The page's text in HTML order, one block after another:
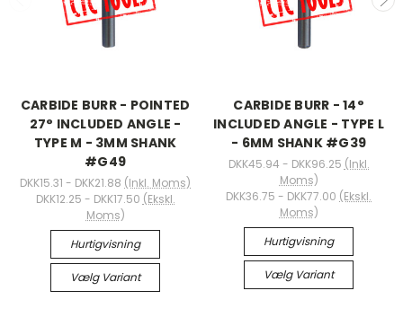
CARBIDE BURR - POINTED
27° INCLUDED ANGLE -
TYPE M - 3MM SHANK
#G49
DKK15.31 - DKK21.88 (Inkl. Moms)
DKK12.25 - DKK17.50 (Ekskl.
Moms)
Hurtigvisning
Vælg Variant
CARBIDE BURR - 14°
INCLUDED ANGLE - TYPE L
- 6MM SHANK #G39
DKK45.94 - DKK96.25 (Inkl.
Moms)
DKK36.75 - DKK77.00 (Ekskl.
Moms)
Hurtigvisning
Vælg Variant